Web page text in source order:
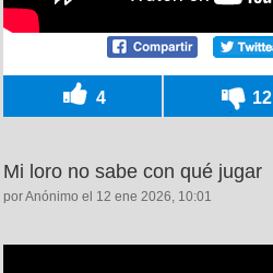
4 12
Mi loro no sabe con qué jugar
por Anónimo el 12 ene 2026, 10:01